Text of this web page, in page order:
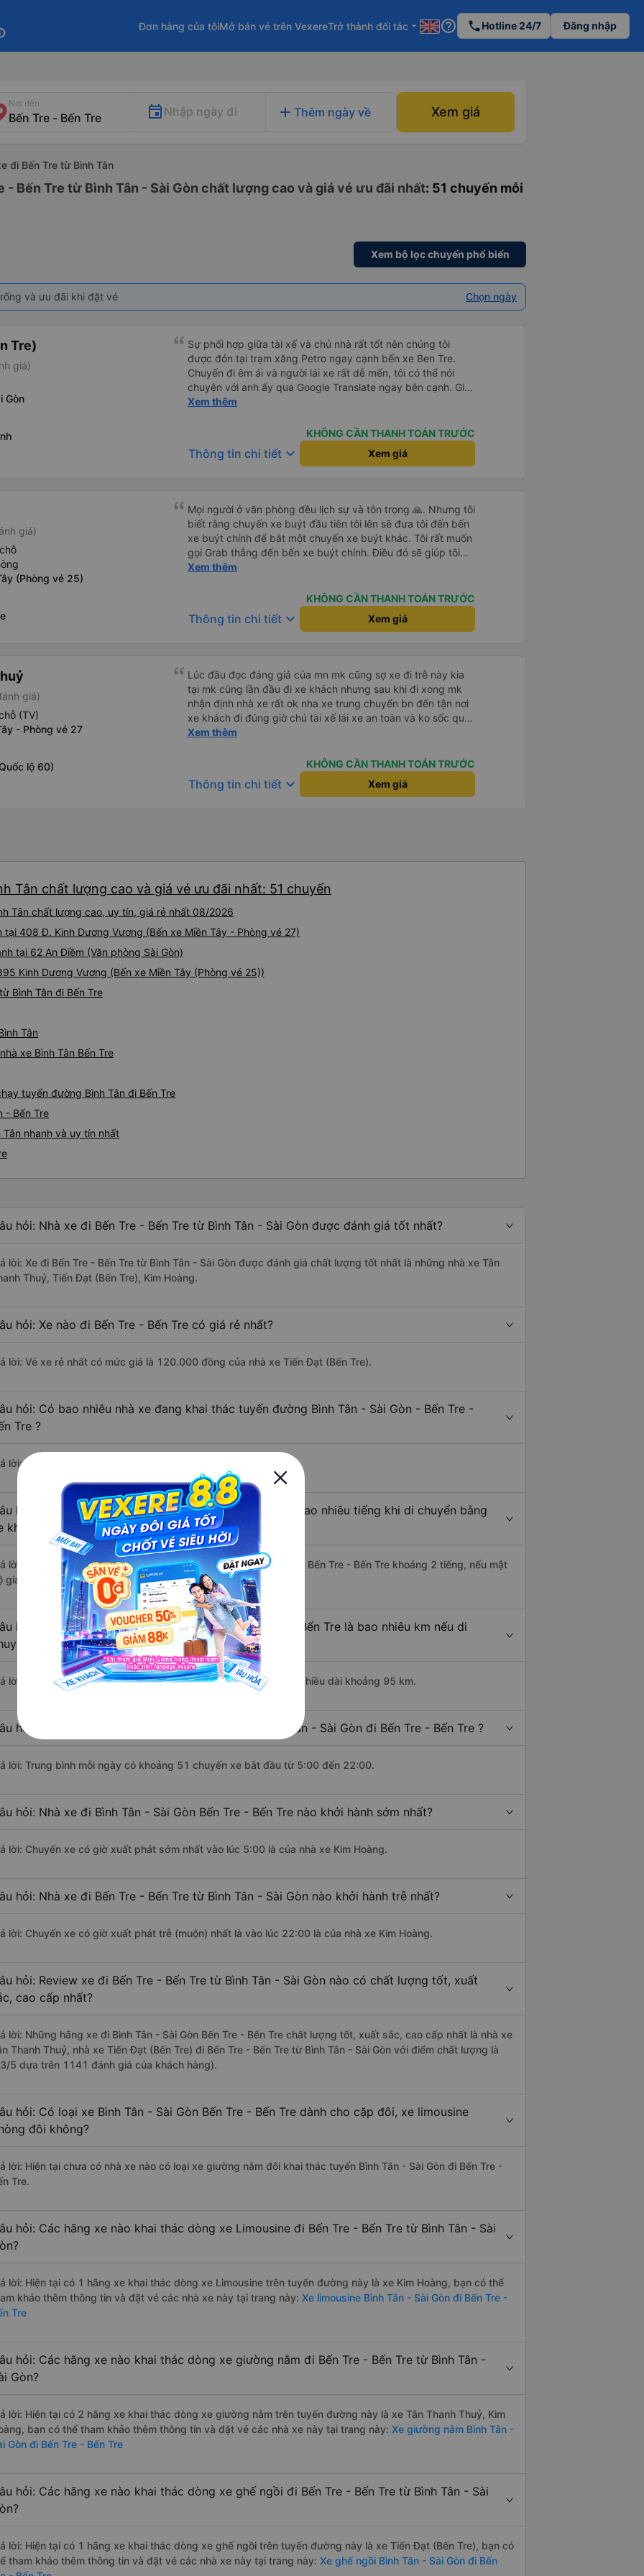
Đơn hàng của tôiMở bán vé trên VexereTrở thành đối tác arrow_drop_down help_outline phoneHotline 24/7 Đăng nhập
Nơi đến
Nhập ngày đi add Thêm ngày về Xem giá
đi Bến Tre từ Bình Tân
- Bến Tre từ Bình Tân - Sài Gòn chất lượng cao và giá vé ưu đãi nhất: 51 chuyến mỗi
Xem bộ lọc chuyến phổ biến
và ưu đãi khi đặt vé Chọn ngày
Tre)
giá)
Gòn
Sự phối hợp giữa tài xế và chủ nhà rất tốt nên chúng tôi
được đón tại trạm xăng Petro ngay cạnh bến xe Ben Tre.
Chuyến đi êm ái và người lái xe rất dễ mến, tôi có thể nói
chuyện với anh ấy qua Google Translate ngay bên cạnh. Giá
cả hơi khó hiểu đối với chúng tôi vì thay đổi giữa các ngày,
Xem thêm
KHÔNG CẦN THANH TOÁN TRƯỚC
Thông tin chi tiết keyboard_arrow_down Xem giá
giá)
(Phòng vé 25)
Mọi người ở văn phòng đều lịch sự và tôn trọng 🙏. Nhưng tôi
biết rằng chuyến xe buýt đầu tiên tôi lên sẽ đưa tôi đến bến
xe buýt chính để bắt một chuyến xe buýt khác. Tôi rất muốn
gọi Grab thẳng đến bến xe buýt chính. Điều đó sẽ giúp tôi
không phải mang vác hành lý nhiều lần. Ngoài ra, xe buýt
Xem thêm
KHÔNG CẦN THANH TOÁN TRƯỚC
Thông tin chi tiết keyboard_arrow_down Xem giá
giá)
(TV)
- Phòng vé 27
lộ 60)
Lúc đầu đọc đáng giá của mn mk cũng sợ xe đi trễ này kia
tại mk cũng lần đầu đi xe khách nhưng sau khi đi xong mk
nhận định nhà xe rất ok nha xe trung chuyển bn đến tận nơi
xe khách đi đúng giờ chú tài xế lái xe an toàn và ko sốc quá
đầu nha nv trên xe cũng chu đáo nchung mk có đi sg vẫn
Xem thêm
KHÔNG CẦN THANH TOÁN TRƯỚC
Thông tin chi tiết keyboard_arrow_down Xem giá
Tân chất lượng cao và giá vé ưu đãi nhất: 51 chuyến
Tân chất lượng cao, uy tín, giá rẻ nhất 08/2026
tại 408 Đ. Kinh Dương Vương (Bến xe Miền Tây - Phòng vé 27)
tại 62 An Điềm (Văn phòng Sài Gòn)
Kinh Dương Vương (Bến xe Miền Tây (Phòng vé 25))
Bình Tân đi Bến Tre
Tân
xe Bình Tân Bến Tre
tuyến đường Bình Tân đi Bến Tre
- Bến Tre
nhanh và uy tín nhất
hỏi: Nhà xe đi Bến Tre - Bến Tre từ Bình Tân - Sài Gòn được đánh giá tốt nhất?
lời: Xe đi Bến Tre - Bến Tre từ Bình Tân - Sài Gòn được đánh giá chất lượng tốt nhất là những nhà xe Tân
Thuỷ, Tiến Đạt (Bến Tre), Kim Hoàng.
hỏi: Xe nào đi Bến Tre - Bến Tre có giá rẻ nhất?
lời: Vé xe rẻ nhất có mức giá là 120.000 đồng của nhà xe Tiến Đạt (Bến Tre).
hỏi: Có bao nhiêu nhà xe đang khai thác tuyến đường Bình Tân - Sài Gòn - Bến Tre -
Tre ?
lời: Hiện tại có 3 nhà xe khai thác tuyến đường.
hỏi: Từ Bình Tân - Sài Gòn đi Bến Tre - Bến Tre mất bao nhiêu tiếng khi di chuyển bằng
khách?
lời: Thời gian di chuyển bằng xe khách từ Bình Tân - Sài Gòn đi Bến Tre - Bến Tre khoảng 2 tiếng, nếu mật
giao thông thuận lợi.
hỏi: Khoảng cách từ Bình Tân - Sài Gòn đi Bến Tre - Bến Tre là bao nhiêu km nếu di
bằng xe khách?
lời: Đoạn đường đi Bến Tre - Bến Tre từ Bình Tân - Sài Gòn có chiều dài khoảng 95 km.
hỏi: Mỗi ngày có bao nhiêu chuyến xe khách Bình Tân - Sài Gòn đi Bến Tre - Bến Tre ?
lời: Trung bình mỗi ngày có khoảng 51 chuyến xe bắt đầu từ 5:00 đến 22:00.
hỏi: Nhà xe đi Bình Tân - Sài Gòn Bến Tre - Bến Tre nào khởi hành sớm nhất?
lời: Chuyến xe có giờ xuất phát sớm nhất vào lúc 5:00 là của nhà xe Kim Hoàng.
hỏi: Nhà xe đi Bến Tre - Bến Tre từ Bình Tân - Sài Gòn nào khởi hành trễ nhất?
lời: Chuyến xe có giờ xuất phát trễ (muộn) nhất là vào lúc 22:00 là của nhà xe Kim Hoàng.
hỏi: Review xe đi Bến Tre - Bến Tre từ Bình Tân - Sài Gòn nào có chất lượng tốt, xuất
cao cấp nhất?
lời: Những hãng xe đi Bình Tân - Sài Gòn Bến Tre - Bến Tre chất lượng tốt, xuất sắc, cao cấp nhất là nhà xe
Thanh Thuỷ, nhà xe Tiến Đạt (Bến Tre) đi Bến Tre - Bến Tre từ Bình Tân - Sài Gòn với điểm chất lượng là
5 dựa trên 1141 đánh giá của khách hàng).
hỏi: Có loại xe Bình Tân - Sài Gòn Bến Tre - Bến Tre dành cho cặp đôi, xe limousine
đôi không?
lời: Hiện tại chưa có nhà xe nào có loại xe giường nằm đôi khai thác tuyến Bình Tân - Sài Gòn đi Bến Tre -
Tre.
hỏi: Các hãng xe nào khai thác dòng xe Limousine đi Bến Tre - Bến Tre từ Bình Tân - Sài
lời: Hiện tại có 1 hãng xe khai thác dòng xe Limousine trên tuyến đường này là xe Kim Hoàng, bạn có thể
khảo thêm thông tin và đặt vé các nhà xe này tại trang này: Xe limousine Bình Tân - Sài Gòn đi Bến Tre -
Tre
hỏi: Các hãng xe nào khai thác dòng xe giường nằm đi Bến Tre - Bến Tre từ Bình Tân -
Gòn?
lời: Hiện tại có 2 hãng xe khai thác dòng xe giường nằm trên tuyến đường này là xe Tân Thanh Thuỷ, Kim
bạn có thể tham khảo thêm thông tin và đặt vé các nhà xe này tại trang này: Xe giường nằm Bình Tân -
Gòn đi Bến Tre - Bến Tre
hỏi: Các hãng xe nào khai thác dòng xe ghế ngồi đi Bến Tre - Bến Tre từ Bình Tân - Sài
lời: Hiện tại có 1 hãng xe khai thác dòng xe ghế ngồi trên tuyến đường này là xe Tiến Đạt (Bến Tre), bạn có
tham khảo thêm thông tin và đặt vé các nhà xe này tại trang này: Xe ghế ngồi Bình Tân - Sài Gòn đi Bến